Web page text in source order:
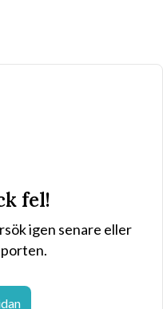
fel!
igen senare eller